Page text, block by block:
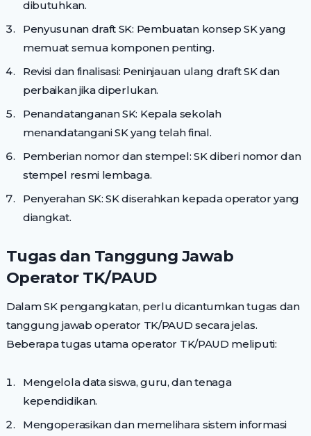
dibutuhkan.
Penyusunan draft SK: Pembuatan konsep SK yang
memuat semua komponen penting.
Revisi dan finalisasi: Peninjauan ulang draft SK dan
perbaikan jika diperlukan.
Penandatanganan SK: Kepala sekolah
menandatangani SK yang telah final.
Pemberian nomor dan stempel: SK diberi nomor dan
stempel resmi lembaga.
Penyerahan SK: SK diserahkan kepada operator yang
diangkat.
Tugas dan Tanggung Jawab
Operator TK/PAUD
Dalam SK pengangkatan, perlu dicantumkan tugas dan
tanggung jawab operator TK/PAUD secara jelas.
Beberapa tugas utama operator TK/PAUD meliputi:
Mengelola data siswa, guru, dan tenaga
kependidikan.
Mengoperasikan dan memelihara sistem informasi